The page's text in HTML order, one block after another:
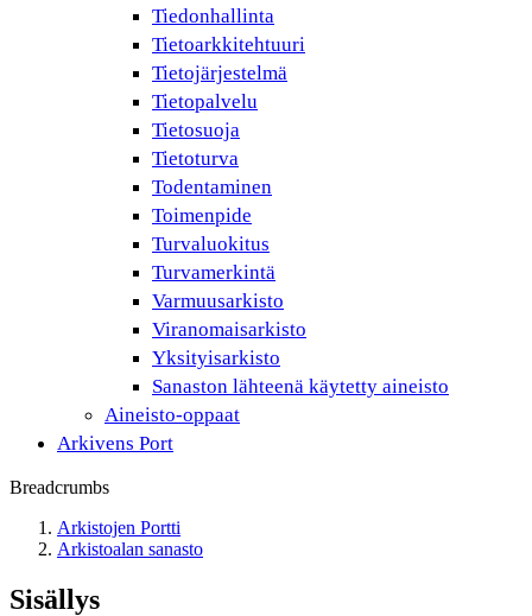
Tiedonhallinta
Tietoarkkitehtuuri
Tietojärjestelmä
Tietopalvelu
Tietosuoja
Tietoturva
Todentaminen
Toimenpide
Turvaluokitus
Turvamerkintä
Varmuusarkisto
Viranomaisarkisto
Yksityisarkisto
Sanaston lähteenä käytetty aineisto
Aineisto-oppaat
Arkivens Port
Breadcrumbs
Arkistojen Portti
Arkistoalan sanasto
Sisällys